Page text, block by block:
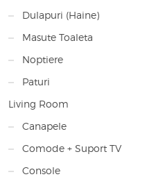
Dulapuri (Haine)
Masute Toaleta
Noptiere
Paturi
Living Room
Canapele
Comode + Suport TV
Console